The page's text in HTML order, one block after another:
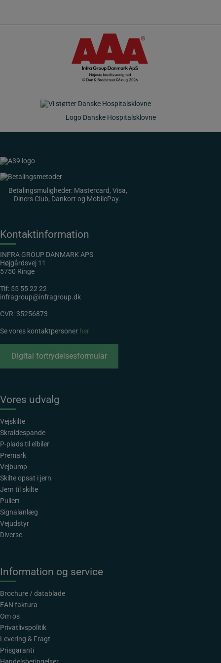
Logo Danske Hospitalsklovne
Betalingsmuligheder: Mastercard, Visa,
Diners Club, Dankort og MobilePay.
Kontaktinformation
INFRA GROUP DANMARK APS
Højgårdsvej 11
5750 Ringe
Tlf: 55 55 22 22
infragroup@infragroup.dk
CVR: 35256873
Se vores kontaktpersoner her
Digital fortrydelsesformular
Vores udvalg
Vejskilte
Skraldespande
P-plads til elbiler
Premark
Vejbump
Skilte opsat i jern
Jern til skilte
Pullert
Signalanlæg
Vejudstyr
Diverse
Information og service
Brochure / datablade
EAN faktura
Om os
Privatlivspolitik
Levering & Fragt
Prisgaranti